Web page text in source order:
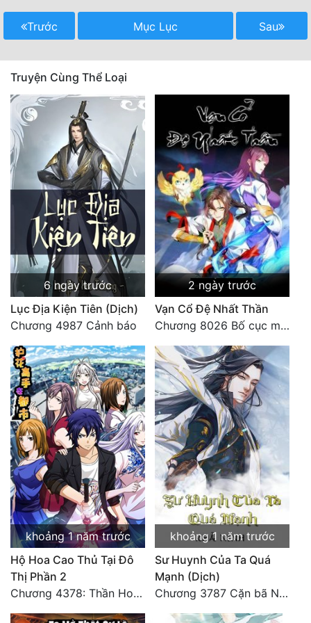
Cổ Đại
Du Hí
Dị Giới
Dị Năng
Gia Đấu
Góc Nhìn Nam
Góc Nhìn Nữ
Huyền Huyễn
Huyền Nghi
Huyền Ảo
Hài Hước
Hệ Thống
Học Đường
Khoa Huyễn
Khoa Huyễn Không Gian
Kinh Dị
Kiếm Hiệp
Kỳ Huyễn
Kỳ Ảo
Linh Dị
Làm Giàu
Trước Mục Lục Sau
Truyện Cùng Thể Loại
6 ngày trước
Lục Địa Kiện Tiên (Dịch)
Chương 4987 Cảnh báo
2 ngày trước
Vạn Cổ Đệ Nhất Thần
Chương 8026 Bố cục mới
khoảng 1 năm trước
Hộ Hoa Cao Thủ Tại Đô
Thị Phần 2
Chương 4378: Thần Hoàng Hạ Thiên (Đại kết cục) (03)
khoảng 1 năm trước
Sư Huynh Của Ta Quá
Mạnh (Dịch)
Chương 3787 Cặn bã Nam Thiên Đạo